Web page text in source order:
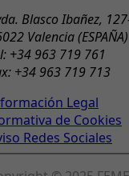
Blasco Ibañez,
Valencia (ESPAÑA)
+34 963 719 761
+34 963 719 713
Legal
de Cookies
Redes Sociales